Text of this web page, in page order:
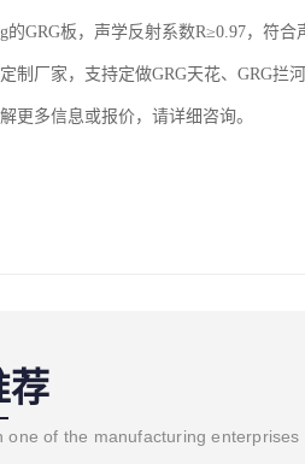
GRG板，声学反射系数R≥0.97，符合
厂家，支持定做GRG天花、GRG拦
更多信息或报价，请详细咨询。
荐
of the manufacturing enterprises